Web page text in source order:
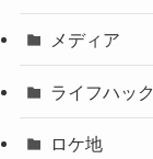
メディア
ライフハック
ロケ地